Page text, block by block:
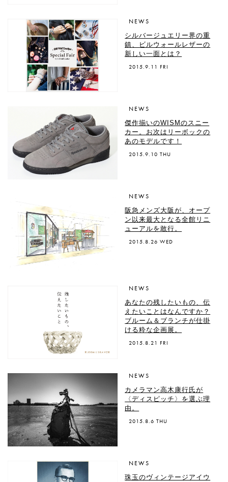
NEWS
シルバージュエリー界の重
鎮、ビルウォールレザーの
新しい一面とは？
2015.9.11 FRI
NEWS
傑作揃いのWISMのスニー
カー。お次はリーボックの
あのモデルです！
2015.9.10 THU
NEWS
阪急メンズ大阪が、オープ
ン以来最大となる全館リニ
ューアルを敢行。
2015.8.26 WED
NEWS
あなたの残したいもの、伝
えたいことはなんですか？
ブルーム＆ブランチが仕掛
ける粋な企画展。
2015.8.21 FRI
NEWS
カメラマン高木康行氏が
〈ディスピッチ〉を選ぶ理
由。
2015.8.6 THU
NEWS
珠玉のヴィンテージアイウ